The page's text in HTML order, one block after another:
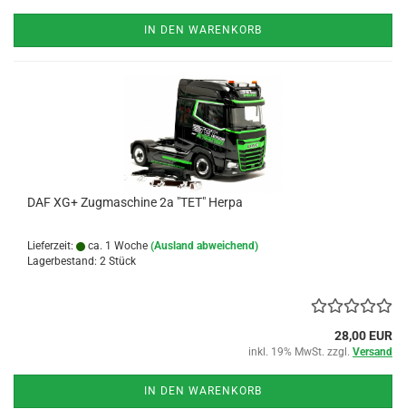
IN DEN WARENKORB
DAF XG+ Zugmaschine 2a "TET" Herpa
Lieferzeit: ca. 1 Woche (Ausland abweichend)
Lagerbestand: 2 Stück
28,00 EUR
inkl. 19% MwSt. zzgl. Versand
IN DEN WARENKORB